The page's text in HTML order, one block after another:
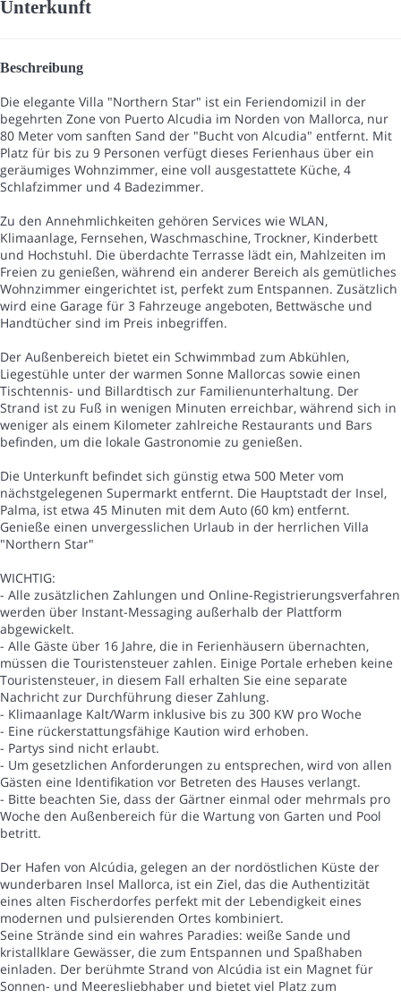
Unterkunft
Beschreibung
Die elegante Villa "Northern Star" ist ein Feriendomizil in der
begehrten Zone von Puerto Alcudia im Norden von Mallorca, nur
80 Meter vom sanften Sand der "Bucht von Alcudia" entfernt. Mit
Platz für bis zu 9 Personen verfügt dieses Ferienhaus über ein
geräumiges Wohnzimmer, eine voll ausgestattete Küche, 4
Schlafzimmer und 4 Badezimmer.
Zu den Annehmlichkeiten gehören Services wie WLAN,
Klimaanlage, Fernsehen, Waschmaschine, Trockner, Kinderbett
und Hochstuhl. Die überdachte Terrasse lädt ein, Mahlzeiten im
Freien zu genießen, während ein anderer Bereich als gemütliches
Wohnzimmer eingerichtet ist, perfekt zum Entspannen. Zusätzlich
wird eine Garage für 3 Fahrzeuge angeboten, Bettwäsche und
Handtücher sind im Preis inbegriffen.
Der Außenbereich bietet ein Schwimmbad zum Abkühlen,
Liegestühle unter der warmen Sonne Mallorcas sowie einen
Tischtennis- und Billardtisch zur Familienunterhaltung. Der
Strand ist zu Fuß in wenigen Minuten erreichbar, während sich in
weniger als einem Kilometer zahlreiche Restaurants und Bars
befinden, um die lokale Gastronomie zu genießen.
Die Unterkunft befindet sich günstig etwa 500 Meter vom
nächstgelegenen Supermarkt entfernt. Die Hauptstadt der Insel,
Palma, ist etwa 45 Minuten mit dem Auto (60 km) entfernt.
Genieße einen unvergesslichen Urlaub in der herrlichen Villa
"Northern Star"
WICHTIG:
- Alle zusätzlichen Zahlungen und Online-Registrierungsverfahren
werden über Instant-Messaging außerhalb der Plattform
abgewickelt.
- Alle Gäste über 16 Jahre, die in Ferienhäusern übernachten,
müssen die Touristensteuer zahlen. Einige Portale erheben keine
Touristensteuer, in diesem Fall erhalten Sie eine separate
Nachricht zur Durchführung dieser Zahlung.
- Klimaanlage Kalt/Warm inklusive bis zu 300 KW pro Woche
- Eine rückerstattungsfähige Kaution wird erhoben.
- Partys sind nicht erlaubt.
- Um gesetzlichen Anforderungen zu entsprechen, wird von allen
Gästen eine Identifikation vor Betreten des Hauses verlangt.
- Bitte beachten Sie, dass der Gärtner einmal oder mehrmals pro
Woche den Außenbereich für die Wartung von Garten und Pool
betritt.
Der Hafen von Alcúdia, gelegen an der nordöstlichen Küste der
wunderbaren Insel Mallorca, ist ein Ziel, das die Authentizität
eines alten Fischerdorfes perfekt mit der Lebendigkeit eines
modernen und pulsierenden Ortes kombiniert.
Seine Strände sind ein wahres Paradies: weiße Sande und
kristallklare Gewässer, die zum Entspannen und Spaßhaben
einladen. Der berühmte Strand von Alcúdia ist ein Magnet für
Sonnen- und Meeresliebhaber und bietet viel Platz zum